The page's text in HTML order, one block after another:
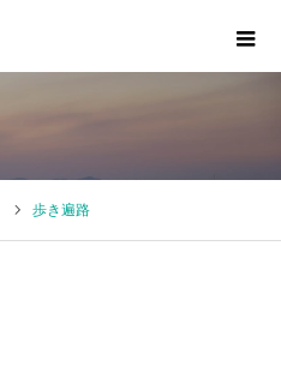
歩き遍路